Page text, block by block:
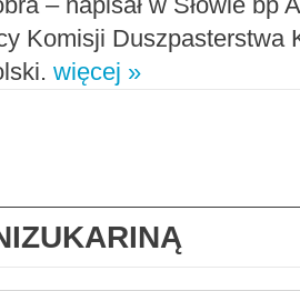
Komisji Duszpasterstwa
więcej »